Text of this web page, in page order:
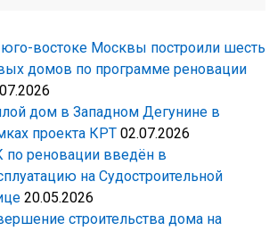
востоке Москвы построили шесть
домов по программе реновации
дом в Западном Дегунине в
проекта КРТ 02.07.2026
реновации введён в
на Судостроительной
20.05.2026
строительства дома на